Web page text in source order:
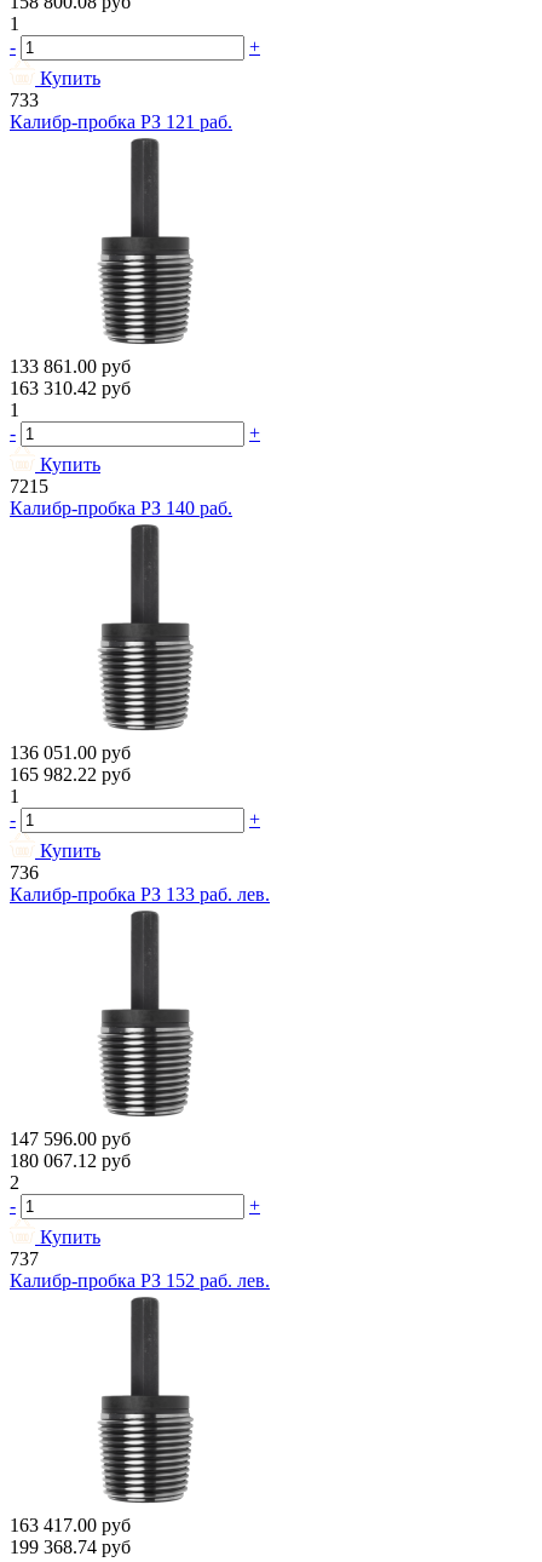
1
-
+
Купить
733
Калибр-пробка РЗ 121 раб.
133 861.00 руб
163 310.42 руб
1
-
+
Купить
7215
Калибр-пробка РЗ 140 раб.
136 051.00 руб
165 982.22 руб
1
-
+
Купить
736
Калибр-пробка РЗ 133 раб. лев.
147 596.00 руб
180 067.12 руб
2
-
+
Купить
737
Калибр-пробка РЗ 152 раб. лев.
163 417.00 руб
199 368.74 руб